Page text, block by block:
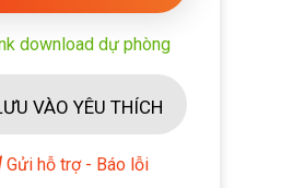
download dự phòng
VÀO YÊU THÍCH
Gửi hỗ trợ - Báo lỗi